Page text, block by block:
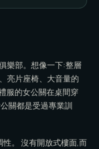
樂部。想像一下:整層
亮片座椅、大音量的
服的女公關在桌間穿
關都是受過專業訓
性。 沒有開放式樓面,而